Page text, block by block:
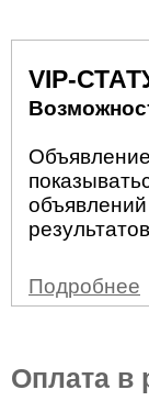
VIP-
Подробнее
Оплата в